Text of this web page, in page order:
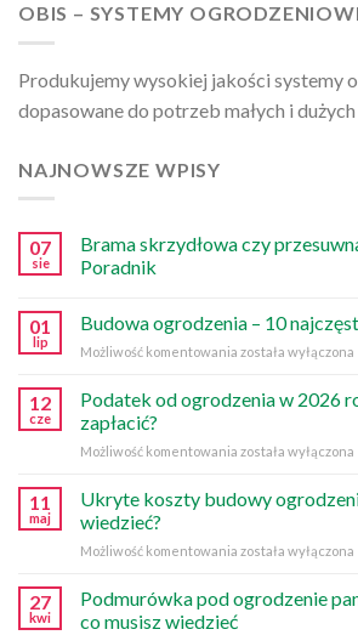
OBIS – SYSTEMY
Produkujemy wysokiej jakości systemy
dopasowane do potrzeb małych i
NAJNOWSZE WPISY
07
sie
Brama skrzydłowa czy
Poradnik
01
lip
Budowa ogrodzenia – 10
Możliwość komentowania Budowa
błędów
została wyłączona
12
cze
Podatek od ogrodzenia w 2026
zapłacić?
Możliwość komentowania Podatek
roku
kto
została wyłączona
11
maj
Ukryte koszty budowy
wiedzieć?
Możliwość komentowania Ukryte
budowy
ogrodzenia
została wyłączona
27
kwi
Podmurówka pod ogrodzenie
co musisz wiedzieć